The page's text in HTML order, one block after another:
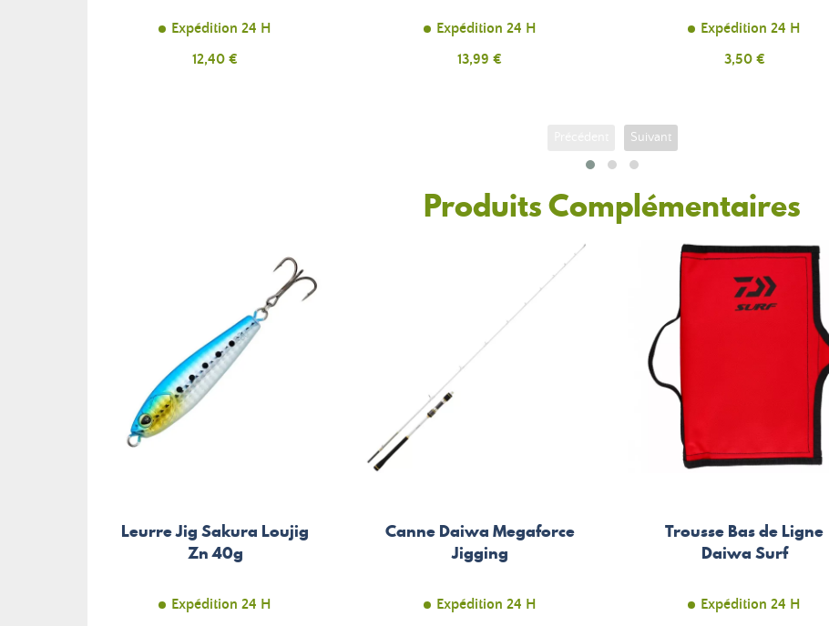
Expédition 24 H
Prix
12,40 €
Expédition 24 H
Prix
13,99 €
Expédition 24 H
Prix
3,50 €
Suivant
Produits Complémentaires
Leurre Jig Sakura Loujig
Zn 40g
Expédition 24 H
Canne Daiwa Megaforce
Jigging
Expédition 24 H
Trousse Bas de Ligne
Daiwa Surf
Expédition 24 H